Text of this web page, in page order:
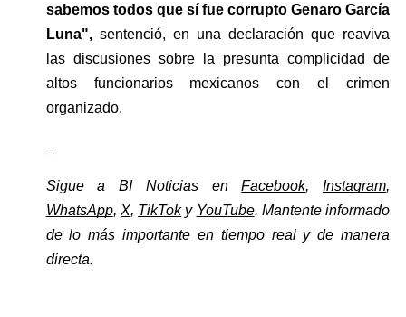
sabemos todos que sí fue corrupto Genaro García
Luna", sentenció, en una declaración que reaviva
las discusiones sobre la presunta complicidad de
altos funcionarios mexicanos con el crimen
organizado.
Sigue a BI Noticias en Facebook, Instagram,
WhatsApp, X, TikTok y YouTube. Mantente informado
de lo más importante en tiempo real y de manera
directa.